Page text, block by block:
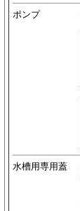
ポンプ
水槽用専用蓋